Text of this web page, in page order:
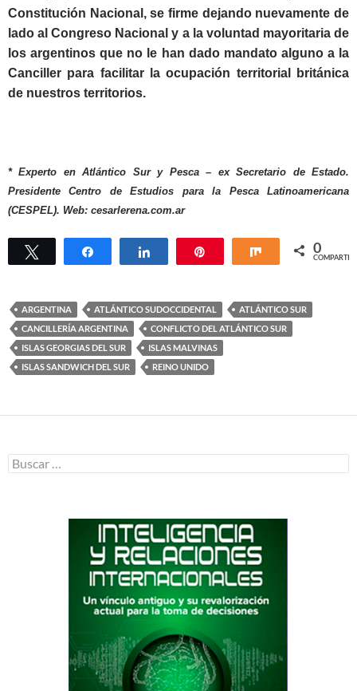
Constitución Nacional, se firme dejando nuevamente de
lado al Congreso Nacional y a la voluntad mayoritaria de
los argentinos que no le han dado mandato alguno a la
Canciller para facilitar la ocupación territorial británica
de nuestros territorios.
* Experto en Atlántico Sur y Pesca – ex Secretario de Estado.
Presidente Centro de Estudios para la Pesca Latinoamericana
(CESPEL). Web: cesarlerena.com.ar
Twittear Compartir Compartir Compartir
0
COMPARTIR
ARGENTINA ATLÁNTICO SUDOCCIDENTAL
ATLÁNTICO SUR
CANCILLERÍA ARGENTINA
CONFLICTO DEL ATLÁNTICO SUR
ISLAS GEORGIAS DEL SUR
ISLAS MALVINAS
ISLAS SANDWICH DEL SUR
REINO UNIDO
Buscar: